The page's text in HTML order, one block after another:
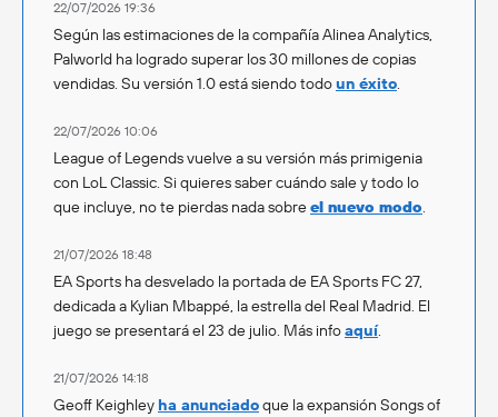
22/07/2026 19:36
Según las estimaciones de la compañía Alinea Analytics,
Palworld ha logrado superar los 30 millones de copias
vendidas. Su versión 1.0 está siendo todoun éxito.
22/07/2026 10:06
League of Legends vuelve a su versión más primigenia
con LoL Classic. Si quieres saber cuándo sale y todo lo
que incluye, no te pierdas nada sobreel nuevo modo.
21/07/2026 18:48
EA Sports ha desvelado la portada de EA Sports FC 27,
dedicada a Kylian Mbappé, la estrella del Real Madrid. El
juego se presentará el 23 de julio. Más infoaquí.
21/07/2026 14:18
Geoff Keighley ha anunciadoque la expansión Songs of